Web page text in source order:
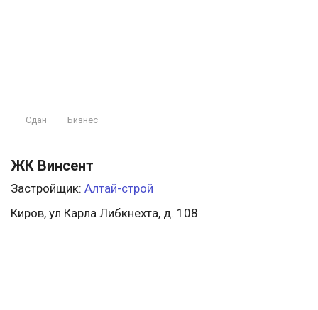
Сдан Бизнес
ЖК Винсент
Застройщик: Алтай-строй
Киров, ул Карла Либкнехта, д. 108